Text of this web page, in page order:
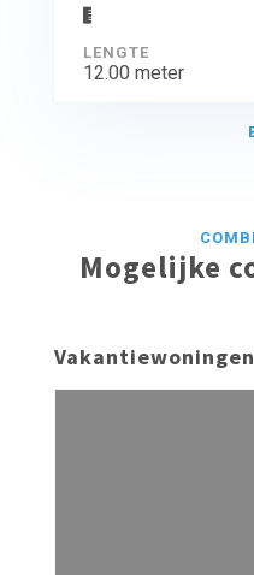
LENGTE
12.00 meter
Mogelijke
Vakantiewoningen